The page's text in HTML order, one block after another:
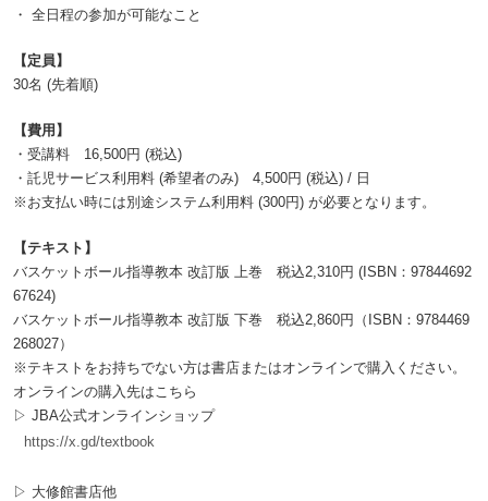
・ 全日程の参加が可能なこと
【定員】
30名 (先着順)
【費用】
・受講料 16,500円 (税込)
・託児サービス利用料 (希望者のみ) 4,500円 (税込) / 日
※お支払い時には別途システム利用料 (300円) が必要となります。
【テキスト】
バスケットボール指導教本 改訂版 上巻 税込2,310円 (ISBN：97844692
67624)
バスケットボール指導教本 改訂版 下巻 税込2,860円（ISBN：9784469
268027）
※テキストをお持ちでない方は書店またはオンラインで購入ください。
オンラインの購入先はこちら
▷ JBA公式オンラインショップ
https://x.gd/textbook
▷ 大修館書店他